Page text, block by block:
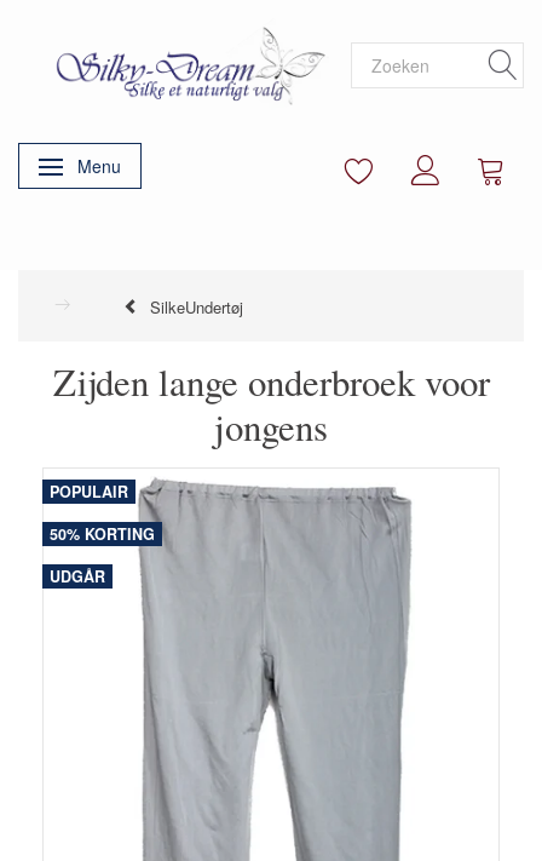
Navigatie in-/uitschakelen
Menu
SilkeUndertøj
Zijden lange onderbroek voor
jongens
POPULAIR
50% KORTING
UDGÅR